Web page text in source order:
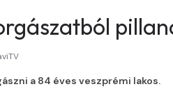
a 84 éves veszprémi lakos.